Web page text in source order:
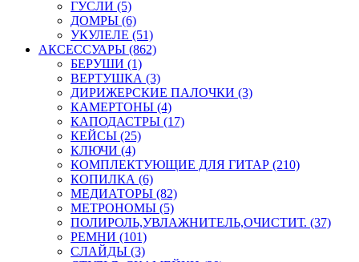
ГУСЛИ (5)
ДОМРЫ (6)
УКУЛЕЛЕ (51)
АКСЕССУАРЫ (862)
БЕРУШИ (1)
ВЕРТУШКА (3)
ДИРИЖЕРСКИЕ ПАЛОЧКИ (3)
КАМЕРТОНЫ (4)
КАПОДАСТРЫ (17)
КЕЙСЫ (25)
КЛЮЧИ (4)
КОМПЛЕКТУЮЩИЕ ДЛЯ ГИТАР (210)
КОПИЛКА (6)
МЕДИАТОРЫ (82)
МЕТРОНОМЫ (5)
ПОЛИРОЛЬ,УВЛАЖНИТЕЛЬ,ОЧИСТИТ. (37)
РЕМНИ (101)
СЛАЙДЫ (3)